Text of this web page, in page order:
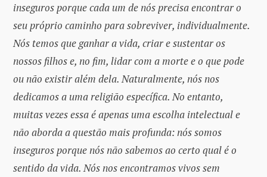
inseguros porque cada um de nós precisa encontrar o
seu próprio caminho para sobreviver, individualmente.
Nós temos que ganhar a vida, criar e sustentar os
nossos filhos e, no fim, lidar com a morte e o que pode
ou não existir além dela. Naturalmente, nós nos
dedicamos a uma religião específica. No entanto,
muitas vezes essa é apenas uma escolha intelectual e
não aborda a questão mais profunda: nós somos
inseguros porque nós não sabemos ao certo qual é o
sentido da vida. Nós nos encontramos vivos sem